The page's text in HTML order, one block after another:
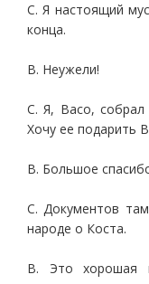
С. Я настоящий
конца.
В. Неужели!
С. Я, Васо,
Хочу ее подарить
В. Большое
С. Документов
народе о Коста.
В. Это хорошая